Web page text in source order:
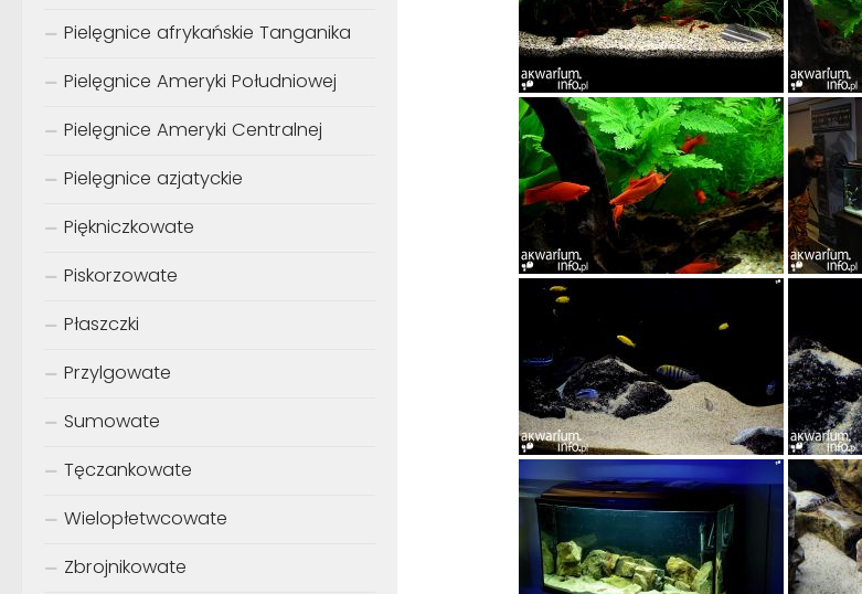
Pielęgnice afrykańskie Tanganika
Pielęgnice Ameryki Południowej
Pielęgnice Ameryki Centralnej
Pielęgnice azjatyckie
Piękniczkowate
Piskorzowate
Płaszczki
Przylgowate
Sumowate
Tęczankowate
Wielopłetwcowate
Zbrojnikowate